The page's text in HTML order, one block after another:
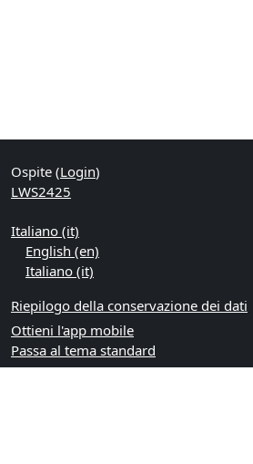
Ospite (Login)
LWS2425
Italiano ‎(it)‎
English ‎(en)‎
Italiano ‎(it)‎
Riepilogo della conservazione dei dati
Ottieni l'app mobile
Passa al tema standard